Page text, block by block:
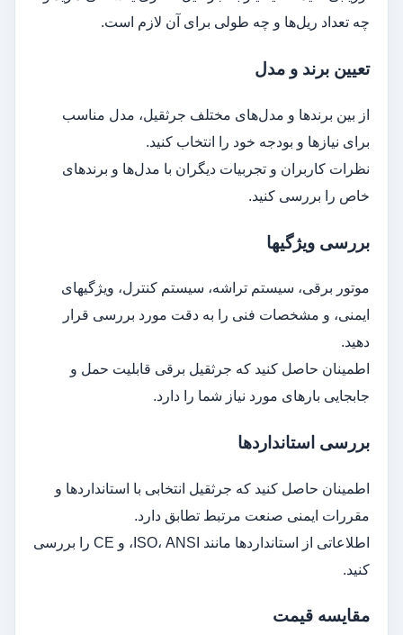
چه تعداد ریل‌ها و چه طولی برای آن لازم است.
تعیین برند و مدل
از بین برندها و مدل‌های مختلف جرثقیل، مدل مناسب
برای نیازها و بودجه خود را انتخاب کنید.
نظرات کاربران و تجربیات دیگران با مدل‌ها و برندهای
خاص را بررسی کنید.
بررسی ویژگیها
موتور برقی، سیستم تراشه، سیستم کنترل، ویژگیهای
ایمنی، و مشخصات فنی را به دقت مورد بررسی قرار
دهید.
اطمینان حاصل کنید که جرثقیل برقی قابلیت حمل و
جابجایی بارهای مورد نیاز شما را دارد.
بررسی استانداردها
اطمینان حاصل کنید که جرثقیل انتخابی با استانداردها و
مقررات ایمنی صنعت مرتبط تطابق دارد.
اطلاعاتی از استانداردها مانند ISO، ANSI، و CE را بررسی
کنید.
مقایسه قیمت